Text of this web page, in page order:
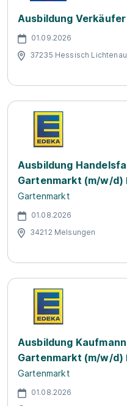
Ausbildung
01.09.2026
37235 Hessisch Lichtenau
Ausbildung
Gartenmarkt (m/w/d)
Gartenmarkt
01.08.2026
34212 Melsungen
Ausbildung
Gartenmarkt (m/w/d)
Gartenmarkt
01.08.2026